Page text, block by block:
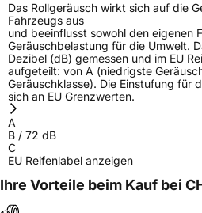
Das Rollgeräusch wirkt sich auf die
Fahrzeugs aus
und beeinflusst sowohl den eigenen
Geräuschbelastung für die Umwelt.
Dezibel (dB) gemessen und im EU
aufgeteilt: von A (niedrigste
Geräuschklasse). Die Einstufung für
sich an EU Grenzwerten.
A
B / 72 dB
C
EU Reifenlabel anzeigen
Ihre Vorteile beim Kauf bei